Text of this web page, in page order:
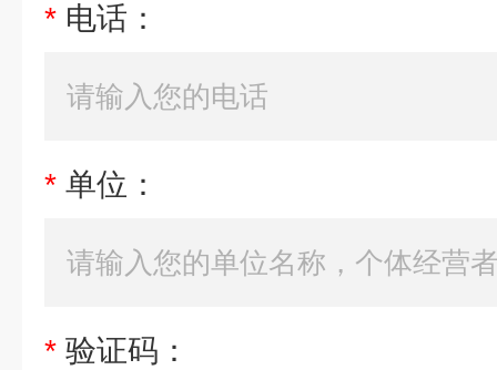
* 电话：
* 单位：
* 验证码：